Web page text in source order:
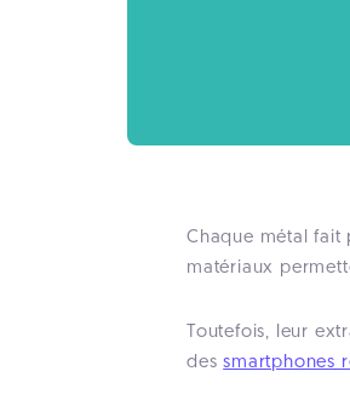
Chaque métal fait
matériaux
Toutefois, leur
dessmartphones